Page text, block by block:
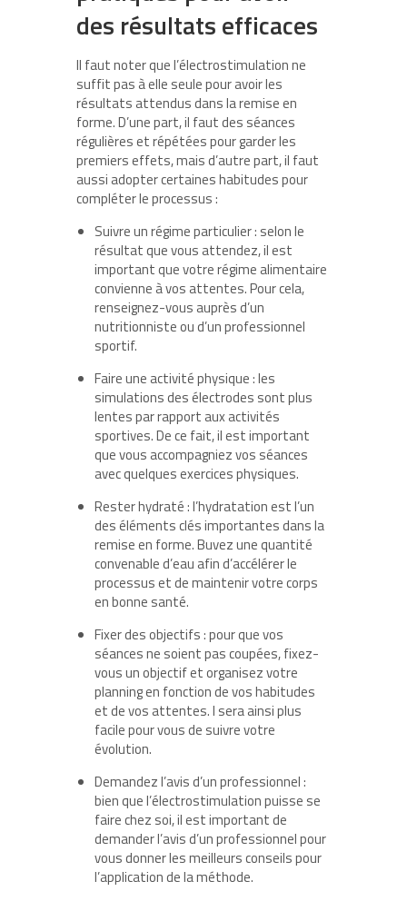
des résultats efficaces
Il faut noter que l’électrostimulation ne
suffit pas à elle seule pour avoir les
résultats attendus dans la remise en
forme. D’une part, il faut des séances
régulières et répétées pour garder les
premiers effets, mais d’autre part, il faut
aussi adopter certaines habitudes pour
compléter le processus :
Suivre un régime particulier : selon le
résultat que vous attendez, il est
important que votre régime alimentaire
convienne à vos attentes. Pour cela,
renseignez-vous auprès d’un
nutritionniste ou d’un professionnel
sportif.
Faire une activité physique : les
simulations des électrodes sont plus
lentes par rapport aux activités
sportives. De ce fait, il est important
que vous accompagniez vos séances
avec quelques exercices physiques.
Rester hydraté : l’hydratation est l’un
des éléments clés importantes dans la
remise en forme. Buvez une quantité
convenable d’eau afin d’accélérer le
processus et de maintenir votre corps
en bonne santé.
Fixer des objectifs : pour que vos
séances ne soient pas coupées, fixez-
vous un objectif et organisez votre
planning en fonction de vos habitudes
et de vos attentes. I sera ainsi plus
facile pour vous de suivre votre
évolution.
Demandez l’avis d’un professionnel :
bien que l’électrostimulation puisse se
faire chez soi, il est important de
demander l’avis d’un professionnel pour
vous donner les meilleurs conseils pour
l’application de la méthode.